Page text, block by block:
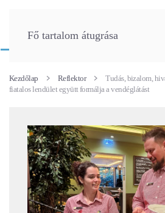
Fő tartalom átugrása
Kezdőlap Reflektor
Tudás, bizalom,
fiatalos lendület együtt formálja a vendéglátást